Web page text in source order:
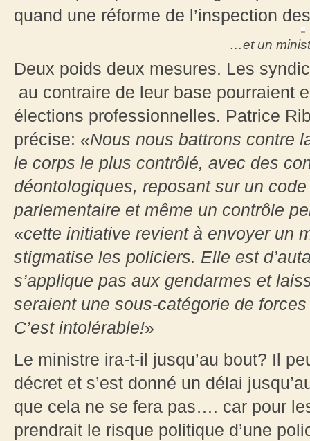
quand une réforme de l’inspection
…et un
Deux poids deux mesures. Les
au contraire de leur base pourraient
élections professionnelles. Patrice
précise: «Nous nous battrons contre
le corps le plus contrôlé, avec des
déontologiques, reposant sur un
parlementaire et même un contrôle
«cette initiative revient à envoyer un
stigmatise les policiers. Elle est
s’applique pas aux gendarmes et
seraient une sous-catégorie de
C’est intolérable!»
Le ministre ira-t-il jusqu’au bout? Il
décret et s’est donné un délai
que cela ne se fera pas…. car pour
prendrait le risque politique d’une